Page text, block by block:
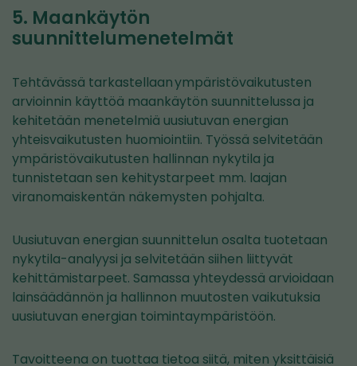
5. Maankäytön
suunnittelumenetelmät
Tehtävässä tarkastellaan ympäristövaikutusten
arvioinnin käyttöä maankäytön suunnittelussa ja
kehitetään menetelmiä uusiutuvan energian
yhteisvaikutusten huomiointiin. Työssä selvitetään
ympäristövaikutusten hallinnan nykytila ja
tunnistetaan sen kehitystarpeet mm. laajan
viranomaiskentän näkemysten pohjalta.
Uusiutuvan energian suunnittelun osalta tuotetaan
nykytila-analyysi ja selvitetään siihen liittyvät
kehittämistarpeet. Samassa yhteydessä arvioidaan
lainsäädännön ja hallinnon muutosten vaikutuksia
uusiutuvan energian toimintaympäristöön.
Tavoitteena on tuottaa tietoa siitä, miten yksittäisiä